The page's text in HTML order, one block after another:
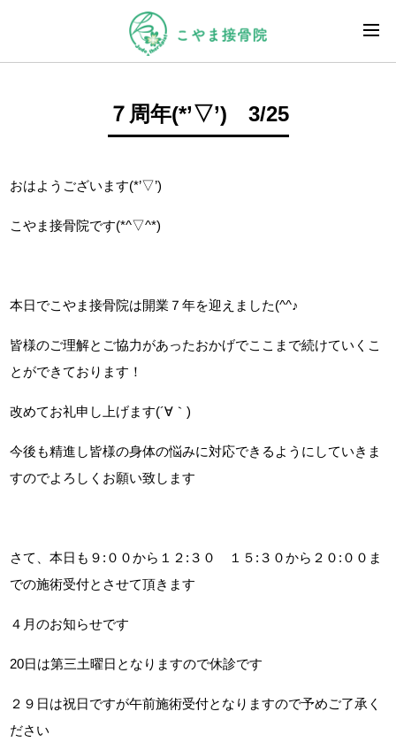
７周年(*’▽’) 3/25
おはようございます(*’▽’)
こやま接骨院です(*^▽^*)
本日でこやま接骨院は開業７年を迎えました(^^♪
皆様のご理解とご協力があったおかげでここまで続けていくこ
とができております！
改めてお礼申し上げます(´∀｀)
今後も精進し皆様の身体の悩みに対応できるようにしていきま
すのでよろしくお願い致します
さて、本日も９:００から１２:３０ １５:３０から２０:００ま
での施術受付とさせて頂きます
４月のお知らせです
20日は第三土曜日となりますので休診です
２９日は祝日ですが午前施術受付となりますので予めご了承く
ださい